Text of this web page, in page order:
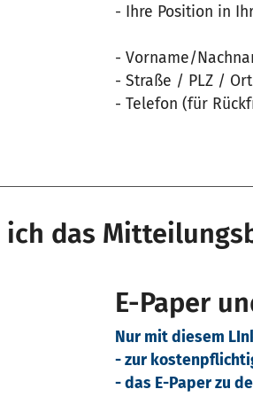
- Ihre Position in
- Vorname/
- Straße / PLZ / Ort
- Telefon (für
ich das
E-Paper
Nur mit diesem
- zur
- das E-Paper zu